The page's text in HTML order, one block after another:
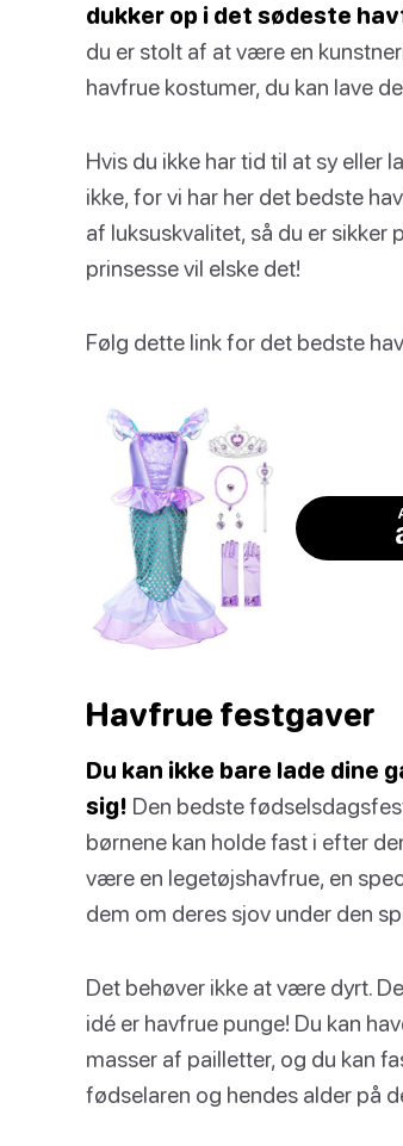
dukker op i det sødeste
du er stolt af at være en
havfrue kostumer, du kan lave
Hvis du ikke har tid til at sy eller
ikke, for vi har her det bedste
af luksuskvalitet, så du er sikker
prinsesse vil elske det!
Følg dette link for det bedste
Havfrue festgaver
Du kan ikke bare lade dine
sig! Den bedste
børnene kan holde fast i efter
være en legetøjshavfrue, en
dem om deres sjov under den
Det behøver ikke at være dyrt.
idé er havfrue punge! Du kan
masser af pailletter, og du kan
fødselaren og hendes alder på